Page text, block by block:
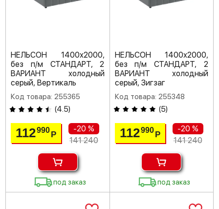
НЕЛЬСОН 1400х2000,
без п/м СТАНДАРТ, 2
ВАРИАНТ холодный
серый, Вертикаль
Код товара: 255365
(4.5)
112990 Р
-20 %
141 240
под заказ
НЕЛЬСОН 1400х2000,
без п/м СТАНДАРТ, 2
ВАРИАНТ холодный
серый, Зигзаг
Код товара: 255348
(5)
112990 Р
-20 %
141 240
под заказ